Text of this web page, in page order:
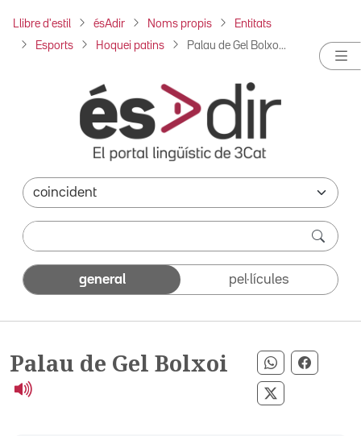
Llibre d'estil ésAdir Noms propis Entitats
Esports Hoquei patins Palau de Gel Bolxo...
general pel·lícules
Palau de Gel Bolxoi Compartir
Compartir